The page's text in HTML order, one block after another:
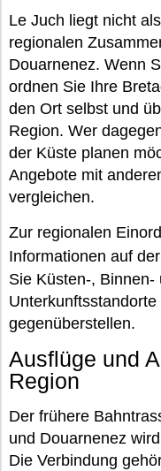
Le Juch liegt nicht
regionalen
Douarnenez. Wenn
ordnen Sie Ihre
den Ort selbst und
Region. Wer
der Küste planen
Angebote mit
vergleichen.
Zur regionalen
Informationen auf
Sie Küsten-, Binnen-
gegenüberstellen.
Ausflüge und
Region
Der frühere
und Douarnenez
Die Verbindung